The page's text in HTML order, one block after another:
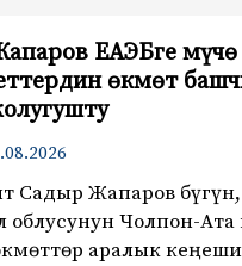
ЕАЭБге мүчө
өкмөт
Садыр Жапаров бүгүн,
облусунун Чолпон-
аралык